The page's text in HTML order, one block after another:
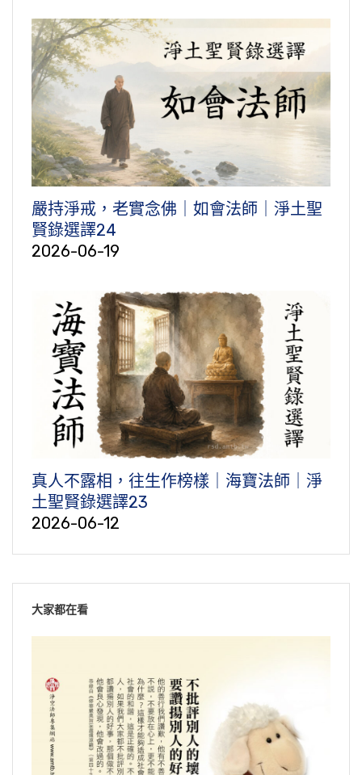
嚴持淨戒，老實念佛｜如會法師｜淨土聖
賢錄選譯24
2026-06-19
真人不露相，往生作榜樣｜海寶法師｜淨
土聖賢錄選譯23
2026-06-12
大家都在看